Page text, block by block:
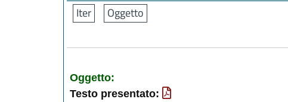
Iter Oggetto
Oggetto:
Testo presentato: